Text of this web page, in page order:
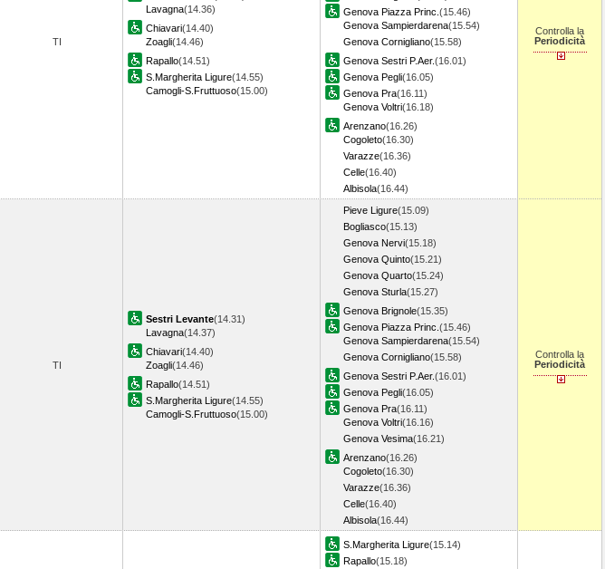
TI
Lavagna(14.36)
Chiavari(14.40)
Zoagli(14.46)
Rapallo(14.51)
S.Margherita Ligure(14.55)
Camogli-S.Fruttuoso(15.00)
Genova Piazza Princ. (15.46)
Genova Sampierdarena(15.54)
Genova Cornigliano(15.58)
Genova Sestri P.Aer.(16.01)
Genova Pegli(16.05)
Genova Pra(16.11)
Genova Voltri(16.18)
Arenzano(16.26)
Cogoleto(16.30)
Varazze(16.36)
Celle(16.40)
Albisola(16.44)
Controlla la
Periodicità
TI
Sestri Levante(14.31)
Lavagna(14.37)
Chiavari(14.40)
Zoagli(14.46)
Rapallo(14.51)
S.Margherita Ligure(14.55)
Camogli-S.Fruttuoso(15.00)
Pieve Ligure(15.09)
Bogliasco(15.13)
Genova Nervi(15.18)
Genova Quinto(15.21)
Genova Quarto(15.24)
Genova Sturla(15.27)
Genova Brignole(15.35)
Genova Piazza Princ. (15.46)
Genova Sampierdarena(15.54)
Genova Cornigliano(15.58)
Genova Sestri P.Aer.(16.01)
Genova Pegli(16.05)
Genova Pra(16.11)
Genova Voltri(16.16)
Genova Vesima(16.21)
Arenzano(16.26)
Cogoleto(16.30)
Varazze(16.36)
Celle(16.40)
Albisola(16.44)
Controlla la
Periodicità
S.Margherita Ligure(15.14)
Rapallo(15.18)